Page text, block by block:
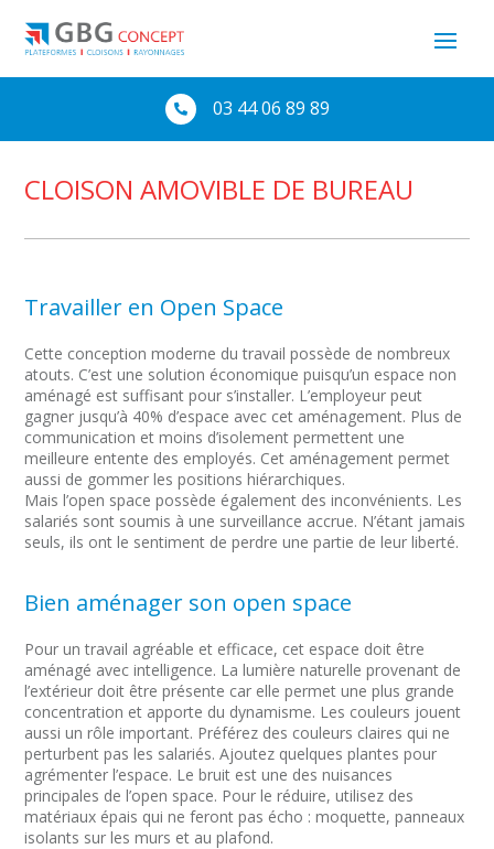
 03 44 06 89 89
CLOISON AMOVIBLE DE BUREAU
Travailler en Open Space
Cette conception moderne du travail possède de nombreux
atouts. C’est une solution économique puisqu’un espace non
aménagé est suffisant pour s’installer. L’employeur peut
gagner jusqu’à 40% d’espace avec cet aménagement. Plus de
communication et moins d’isolement permettent une
meilleure entente des employés. Cet aménagement permet
aussi de gommer les positions hiérarchiques.
Mais l’open space possède également des inconvénients. Les
salariés sont soumis à une surveillance accrue. N’étant jamais
seuls, ils ont le sentiment de perdre une partie de leur liberté.
Bien aménager son open space
Pour un travail agréable et efficace, cet espace doit être
aménagé avec intelligence. La lumière naturelle provenant de
l’extérieur doit être présente car elle permet une plus grande
concentration et apporte du dynamisme. Les couleurs jouent
aussi un rôle important. Préférez des couleurs claires qui ne
perturbent pas les salariés. Ajoutez quelques plantes pour
agrémenter l’espace. Le bruit est une des nuisances
principales de l’open space. Pour le réduire, utilisez des
matériaux épais qui ne feront pas écho : moquette, panneaux
isolants sur les murs et au plafond.